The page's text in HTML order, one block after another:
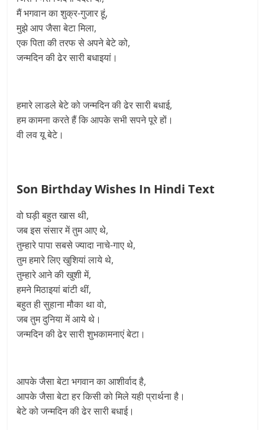
मैं भगवान का शुक्र-गुजार हूं,
मुझे आप जैसा बेटा मिला,
एक पिता की तरफ से अपने बेटे को,
जन्मदिन की ढेर सारी बधाइयां।
हमारे लाडले बेटे को जन्मदिन की ढेर सारी बधाई,
हम कामना करते हैं कि आपके सभी सपने पूरे हों।
वी लव यू बेटे।
Son Birthday Wishes In Hindi Text
वो घड़ी बहुत खास थी,
जब इस संसार में तुम आए थे,
तुम्हारे पापा सबसे ज्यादा नाचे-गाए थे,
तुम हमारे लिए खुशियां लाये थे,
तुम्हारे आने की खुशी में,
हमने मिठाइयां बांटी थीं,
बहुत ही सुहाना मौका था वो,
जब तुम दुनिया में आये थे।
जन्मदिन की ढेर सारी शुभकामनाएं बेटा।
आपके जैसा बेटा भगवान का आशीर्वाद है,
आपके जैसा बेटा हर किसी को मिले यही प्रार्थना है।
बेटे को जन्मदिन की ढेर सारी बधाई।